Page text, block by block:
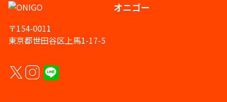
オニゴー
〒154-0011
東京都世田谷区上馬1-17-5